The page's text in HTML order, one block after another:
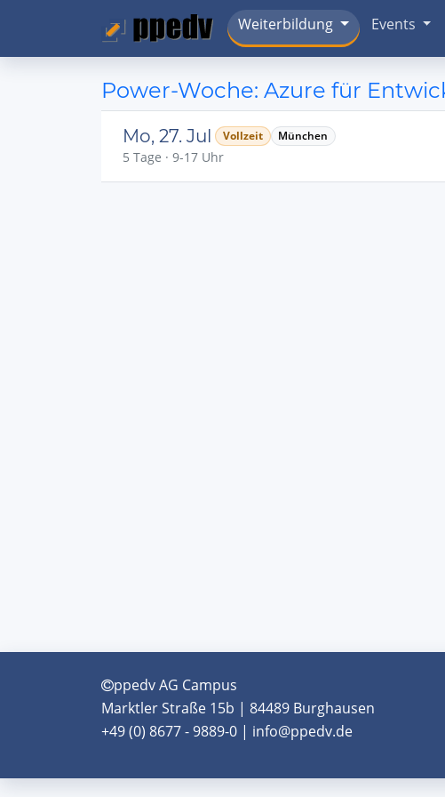
Weiterbildung Events
Power-Woche: Azure für
Mo, 27. Jul Vollzeit München
5 Tage · 9-17 Uhr
ppedv AG Campus
Marktler Straße 15b | 84489 Burghausen
+49 (0) 8677 - 9889-0 | info@ppedv.de